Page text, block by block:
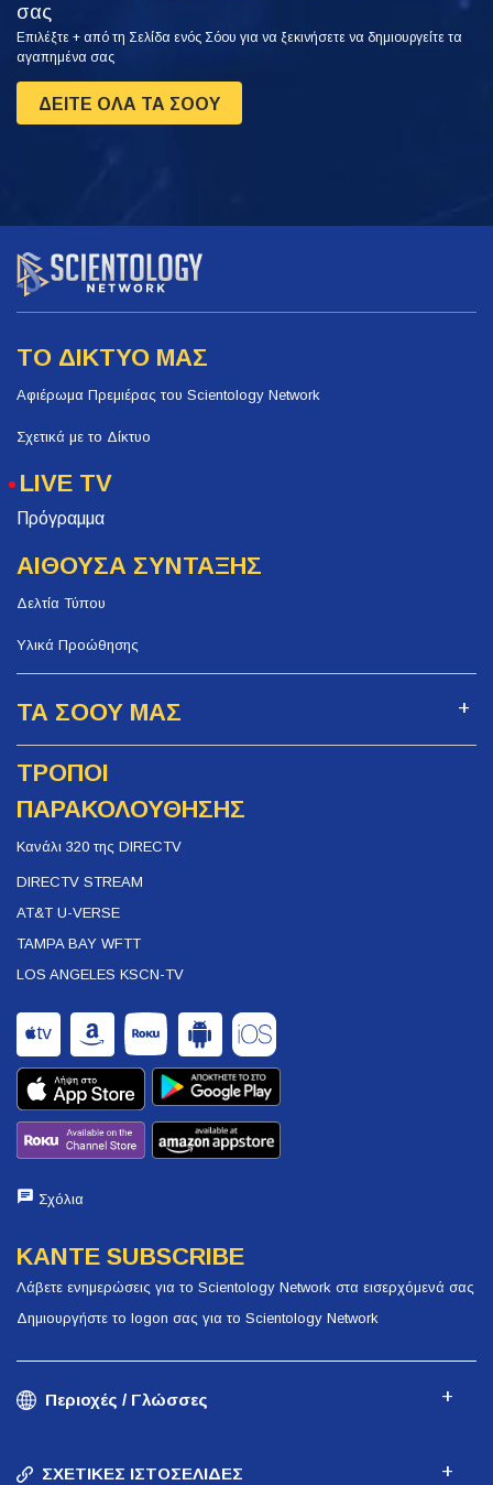
σας
Επιλέξτε + από τη Σελίδα ενός Σόου για να ξεκινήσετε να δημιουργείτε τα
αγαπημένα σας
ΔΕΙΤΕ ΟΛΑ ΤΑ ΣΟΟΥ
ΤΟ ΔΙΚΤΥΟ ΜΑΣ
Αφιέρωμα Πρεμιέρας του Scientology Network
Σχετικά με το Δίκτυο
LIVE TV
Πρόγραμμα
ΑΙΘΟΥΣΑ ΣΥΝΤΑΞΗΣ
Δελτία Τύπου
Υλικά Προώθησης
ΤΑ ΣΟΟΥ ΜΑΣ
ΤΡΟΠΟΙ
ΠΑΡΑΚΟΛΟΥΘΗΣΗΣ
Κανάλι 320 της DIRECTV
DIRECTV STREAM
AT&T U-VERSE
TAMPA BAY WFTT
LOS ANGELES KSCN-TV
Σχόλια
ΚΑΝΤΕ SUBSCRIBE
Λάβετε ενημερώσεις για το Scientology Network στα εισερχόμενά σας
Δημιουργήστε το logon σας για το Scientology Network
Περιοχές / Γλώσσες
ΣΧΕΤΙΚΕΣ ΙΣΤΟΣΕΛΙΔΕΣ